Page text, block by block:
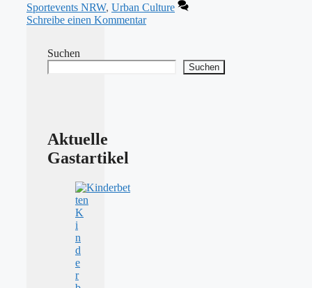
Sportevents NRW, Urban Culture
Schreibe einen Kommentar
Suchen
Suchen
Aktuelle
Gastartikel
K
i
n
d
e
r